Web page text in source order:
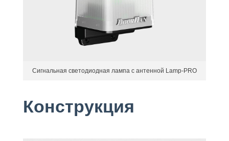
Сигнальная светодиодная лампа с антенной Lamp-PRO
Конструкция